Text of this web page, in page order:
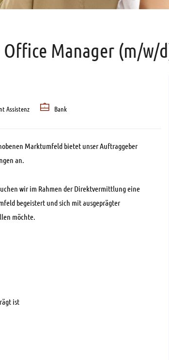
Manager (m/w/
Assistenz Bank
Marktumfeld bietet unser Auftraggeber
an.
wir im Rahmen der Direktvermittlung eine
begeistert und sich mit ausgeprägter
möchte.
ist